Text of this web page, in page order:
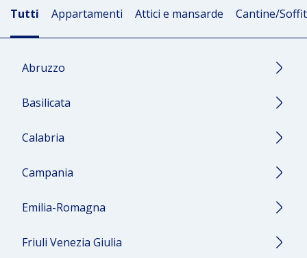
Tutti Appartamenti Attici e mansarde Cantine/
Abruzzo
Chieti
Pescara
Teramo
Basilicata
Matera
Calabria
Catanzaro
Cosenza
Crotone
Reggio Calabria
Campania
Avellino
Caserta
Napoli
Emilia-Romagna
Bologna
Friuli Venezia Giulia